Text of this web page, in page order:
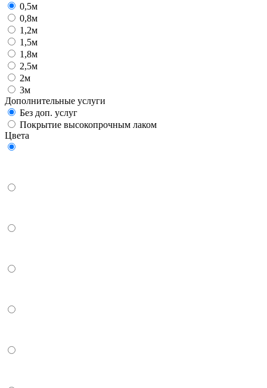
0,5м
0,8м
1,2м
1,5м
1,8м
2,5м
2м
3м
Дополнительные услуги
Без доп. услуг
Покрытие высокопрочным лаком
Цвета